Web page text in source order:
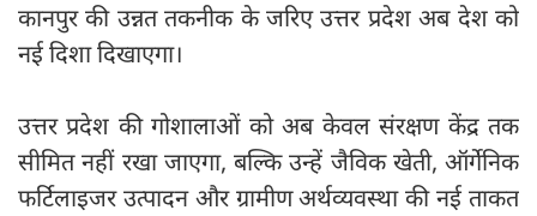
कानपुर की उन्नत तकनीक के जरिए उत्तर प्रदेश अब देश को
नई दिशा दिखाएगा।
उत्तर प्रदेश की गोशालाओं को अब केवल संरक्षण केंद्र तक
सीमित नहीं रखा जाएगा, बल्कि उन्हें जैविक खेती, ऑर्गेनिक
फर्टिलाइजर उत्पादन और ग्रामीण अर्थव्यवस्था की नई ताकत